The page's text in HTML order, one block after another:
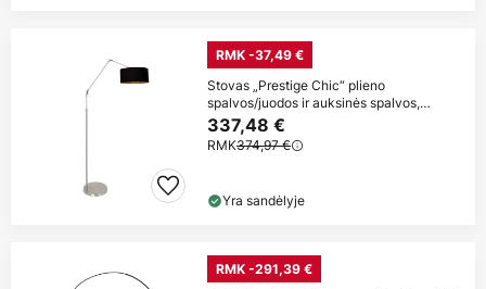
RMK -37,49 €
Stovas „Prestige Chic“ plieno
spalvos/juodos ir auksinės spalvos,
aukštis 250 cm
337,48 €
RMK374,97 €
Yra sandėlyje
RMK -291,39 €